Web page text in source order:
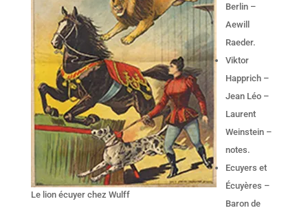
Le lion écuyer chez Wulff
Berlin –
Aewill
Raeder.
Viktor
Happrich –
Jean Léo –
Laurent
Weinstein –
notes.
Ecuyers et
Écuyères –
Baron de